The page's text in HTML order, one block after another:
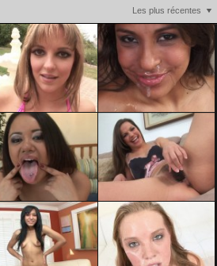
Les plus récentes